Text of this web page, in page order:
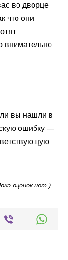
во дворце
что они
внимательно
вы нашли в
ошибку —
оценок нет )